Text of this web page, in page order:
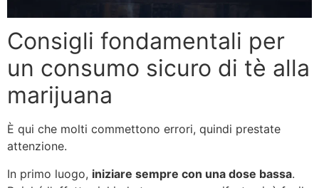
Consigli fondamentali per
un consumo sicuro di tè alla
marijuana
È qui che molti commettono errori, quindi prestate
attenzione.
In primo luogo, iniziare sempre con una dose bassa.